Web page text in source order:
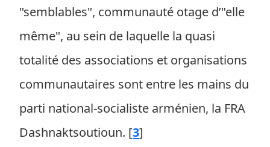
"semblables", communauté otage d’"elle
même", au sein de laquelle la quasi
totalité des associations et organisations
communautaires sont entre les mains du
parti national-socialiste arménien, la FRA
Dashnaktsoutioun. [3]